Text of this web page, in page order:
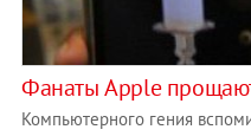
Фанаты Apple
Компьютерного гения